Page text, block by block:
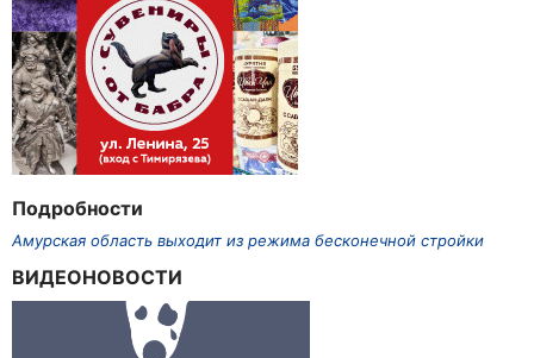
Подробности
Амурская область выходит из режима бесконечной стройки
ВИДЕОНОВОСТИ